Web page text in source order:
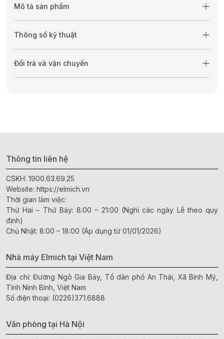
Mô tả sản phẩm
Thông số kỹ thuật
Đổi trả và vận chuyển
Thông tin liên hệ
CSKH: 1900.63.69.25
Website: https://elmich.vn
Thời gian làm việc:
Thứ Hai – Thứ Bảy: 8:00 – 21:00 (Nghỉ các ngày Lễ theo quy
định)
Chủ Nhật: 8:00 – 18:00 (Áp dụng từ 01/01/2026)
Nhà máy Elmich tại Việt Nam
Địa chỉ: Đường Ngô Gia Bảy, Tổ dân phố An Thái, Xã Bình Mỹ,
Tỉnh Ninh Bình, Việt Nam
Số điện thoại: (0226)371.6888
Văn phòng tại Hà Nội